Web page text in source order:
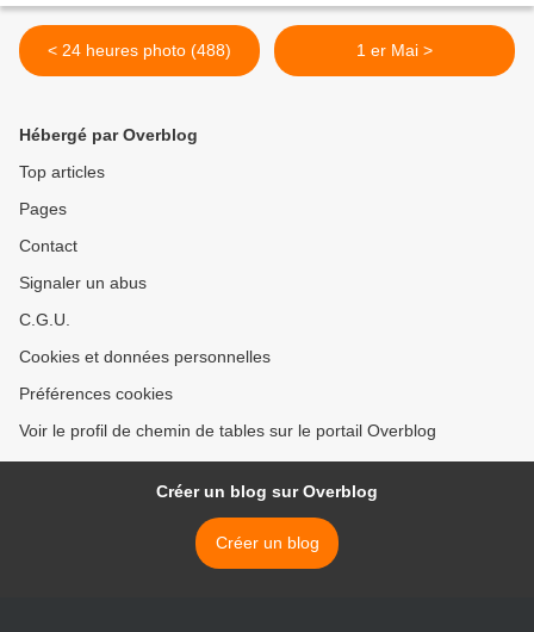
< 24 heures photo (488) 1 er Mai >
Hébergé par Overblog
Top articles
Pages
Contact
Signaler un abus
C.G.U.
Cookies et données personnelles
Préférences cookies
Voir le profil de chemin de tables sur le portail Overblog
Créer un blog sur Overblog
Créer un blog